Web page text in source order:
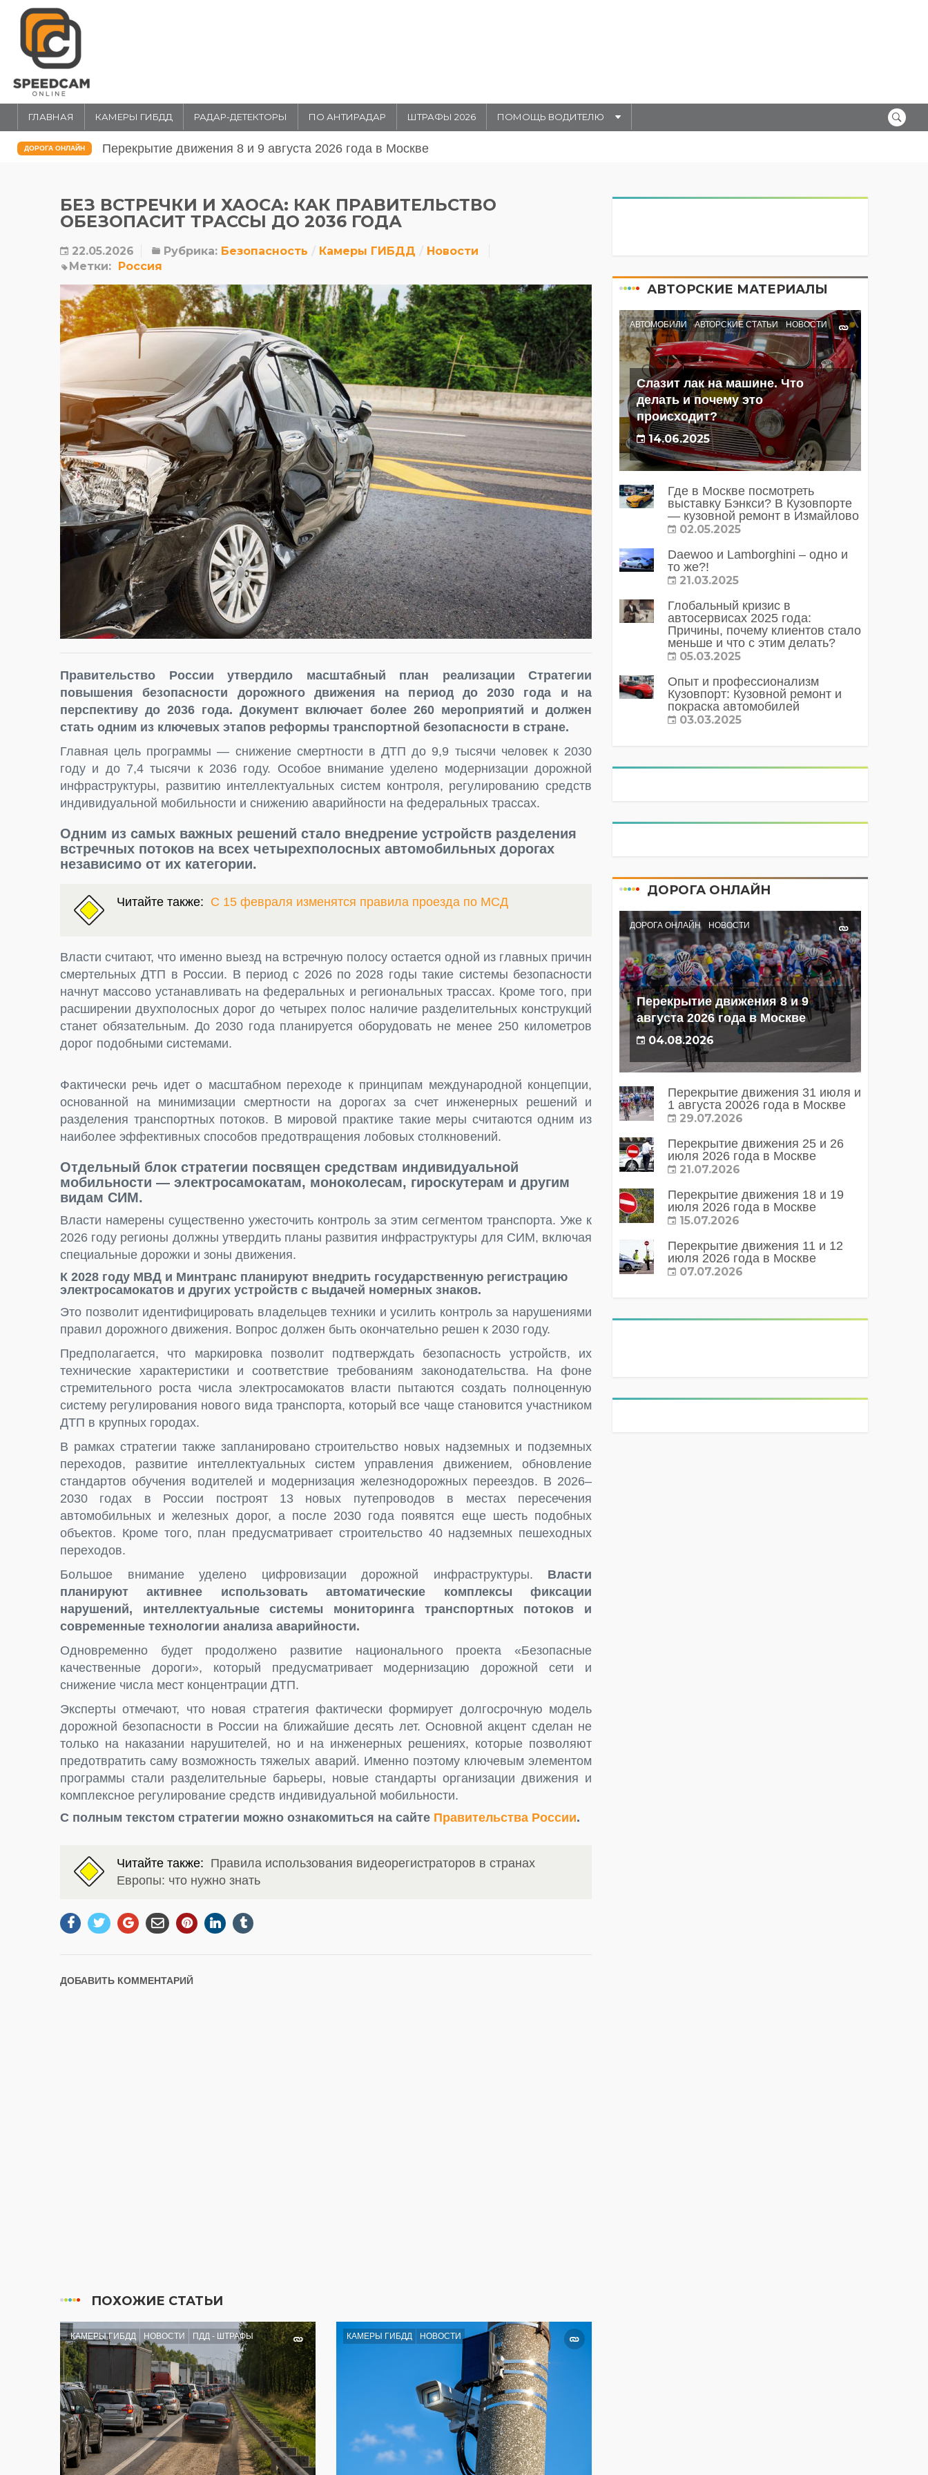
ГЛАВНАЯ КАМЕРЫ ГИБДД РАДАР-ДЕТЕКТОРЫ ПО АНТИРАДАР ШТРАФЫ 2026 ПОМОЩЬ ВОДИТЕЛЮ
ДОРОГА ОНЛАЙН Перекрытие движения 31 июля и 1 августа 20026 года в Москве
БЕЗ ВСТРЕЧКИ И ХАОСА: КАК ПРАВИТЕЛЬСТВО
ОБЕЗОПАСИТ ТРАССЫ ДО 2036 ГОДА
22.05.2026 Рубрика: Безопасность Камеры ГИБДД
Новости
Метки: Россия
Правительство России утвердило масштабный план реализации Стратегии
повышения безопасности дорожного движения на период до 2030 года и на
перспективу до 2036 года. Документ включает более 260 мероприятий и должен
стать одним из ключевых этапов реформы транспортной безопасности в стране.
Главная цель программы — снижение смертности в ДТП до 9,9 тысячи человек к 2030
году и до 7,4 тысячи к 2036 году. Особое внимание уделено модернизации дорожной
инфраструктуры, развитию интеллектуальных систем контроля, регулированию средств
индивидуальной мобильности и снижению аварийности на федеральных трассах.
Одним из самых важных решений стало внедрение устройств разделения
встречных потоков на всех четырехполосных автомобильных дорогах
независимо от их категории.
Читайте также: С 15 февраля изменятся правила проезда по МСД
Власти считают, что именно выезд на встречную полосу остается одной из главных причин
смертельных ДТП в России. В период с 2026 по 2028 годы такие системы безопасности
начнут массово устанавливать на федеральных и региональных трассах. Кроме того, при
расширении двухполосных дорог до четырех полос наличие разделительных конструкций
станет обязательным. До 2030 года планируется оборудовать не менее 250 километров
дорог подобными системами.
Фактически речь идет о масштабном переходе к принципам международной концепции,
основанной на минимизации смертности на дорогах за счет инженерных решений и
разделения транспортных потоков. В мировой практике такие меры считаются одним из
наиболее эффективных способов предотвращения лобовых столкновений.
Отдельный блок стратегии посвящен средствам индивидуальной
мобильности — электросамокатам, моноколесам, гироскутерам и другим
видам СИМ.
Власти намерены существенно ужесточить контроль за этим сегментом транспорта. Уже к
2026 году регионы должны утвердить планы развития инфраструктуры для СИМ, включая
специальные дорожки и зоны движения.
К 2028 году МВД и Минтранс планируют внедрить государственную регистрацию
электросамокатов и других устройств с выдачей номерных знаков.
Это позволит идентифицировать владельцев техники и усилить контроль за нарушениями
правил дорожного движения. Вопрос должен быть окончательно решен к 2030 году.
Предполагается, что маркировка позволит подтверждать безопасность устройств, их
технические характеристики и соответствие требованиям законодательства. На фоне
стремительного роста числа электросамокатов власти пытаются создать полноценную
систему регулирования нового вида транспорта, который все чаще становится участником
ДТП в крупных городах.
В рамках стратегии также запланировано строительство новых надземных и подземных
переходов, развитие интеллектуальных систем управления движением, обновление
стандартов обучения водителей и модернизация железнодорожных переездов. В 2026–
2030 годах в России построят 13 новых путепроводов в местах пересечения
автомобильных и железных дорог, а после 2030 года появятся еще шесть подобных
объектов. Кроме того, план предусматривает строительство 40 надземных пешеходных
переходов.
Большое внимание уделено цифровизации дорожной инфраструктуры. Власти
планируют активнее использовать автоматические комплексы фиксации
нарушений, интеллектуальные системы мониторинга транспортных потоков и
современные технологии анализа аварийности.
Одновременно будет продолжено развитие национального проекта «Безопасные
качественные дороги», который предусматривает модернизацию дорожной сети и
снижение числа мест концентрации ДТП.
Эксперты отмечают, что новая стратегия фактически формирует долгосрочную модель
дорожной безопасности в России на ближайшие десять лет. Основной акцент сделан не
только на наказании нарушителей, но и на инженерных решениях, которые позволяют
предотвратить саму возможность тяжелых аварий. Именно поэтому ключевым элементом
программы стали разделительные барьеры, новые стандарты организации движения и
комплексное регулирование средств индивидуальной мобильности.
С полным текстом стратегии можно ознакомиться на сайте Правительства России.
Читайте также: Правила использования видеорегистраторов в странах
Европы: что нужно знать
ДОБАВИТЬ КОММЕНТАРИЙ
ПОХОЖИЕ СТАТЬИ
КАМЕРЫ ГИБДД НОВОСТИ ПДД - ШТРАФЫ КАМЕРЫ ГИБДД НОВОСТИ
АВТОРСКИЕ МАТЕРИАЛЫ
АВТОМОБИЛИ АВТОРСКИЕ СТАТЬИ НОВОСТИ
Слазит лак на машине. Что
делать и почему это
происходит?
14.06.2025
Где в Москве посмотреть
выставку Бэнкси? В Кузовпорте
— кузовной ремонт в Измайлово
02.05.2025
Daewoo и Lamborghini – одно и
то же?!
21.03.2025
Глобальный кризис в
автосервисах 2025 года:
Причины, почему клиентов стало
меньше и что с этим делать?
05.03.2025
Опыт и профессионализм
Кузовпорт: Кузовной ремонт и
покраска автомобилей
03.03.2025
ДОРОГА ОНЛАЙН
ДОРОГА ОНЛАЙН НОВОСТИ
Перекрытие движения 8 и 9
августа 2026 года в Москве
04.08.2026
Перекрытие движения 31 июля и
1 августа 20026 года в Москве
29.07.2026
Перекрытие движения 25 и 26
июля 2026 года в Москве
21.07.2026
Перекрытие движения 18 и 19
июля 2026 года в Москве
15.07.2026
Перекрытие движения 11 и 12
июля 2026 года в Москве
07.07.2026